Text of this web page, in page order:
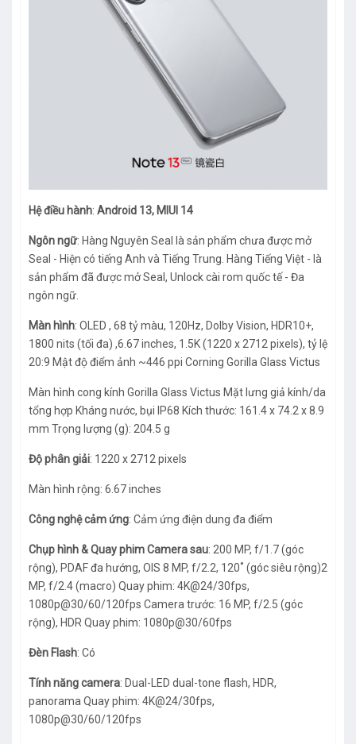
Hệ điều hành: Android 13, MIUI 14
Ngôn ngữ: Hàng Nguyên Seal là sản phẩm chưa được mở
Seal - Hiện có tiếng Anh và Tiếng Trung. Hàng Tiếng Việt - là
sản phẩm đã được mở Seal, Unlock cài rom quốc tế - Đa
ngôn ngữ.
Màn hình: OLED , 68 tỷ màu, 120Hz, Dolby Vision, HDR10+,
1800 nits (tối đa) ,6.67 inches, 1.5K (1220 x 2712 pixels), tỷ lệ
20:9 Mật độ điểm ảnh ~446 ppi Corning Gorilla Glass Victus
Màn hình cong kính Gorilla Glass Victus Mặt lưng giả kính/da
tổng hợp Kháng nước, bụi IP68 Kích thước: 161.4 x 74.2 x 8.9
mm Trọng lượng (g): 204.5 g
Độ phân giải: 1220 x 2712 pixels
Màn hình rộng: 6.67 inches
Công nghệ cảm ứng: Cảm ứng điện dung đa điểm
Chụp hình & Quay phim Camera sau: 200 MP, f/1.7 (góc
rộng), PDAF đa hướng, OIS 8 MP, f/2.2, 120˚ (góc siêu rộng)2
MP, f/2.4 (macro) Quay phim: 4K@24/30fps,
1080p@30/60/120fps Camera trước: 16 MP, f/2.5 (góc
rộng), HDR Quay phim: 1080p@30/60fps
Đèn Flash: Có
Tính năng camera: Dual-LED dual-tone flash, HDR,
panorama Quay phim: 4K@24/30fps,
1080p@30/60/120fps